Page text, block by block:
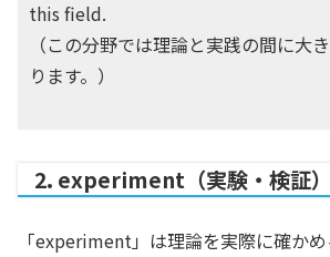
this field.
（この分野では理論と実践の間に大
ります。）
2. experiment（実験・検証）
「experiment」は理論を実際に確か